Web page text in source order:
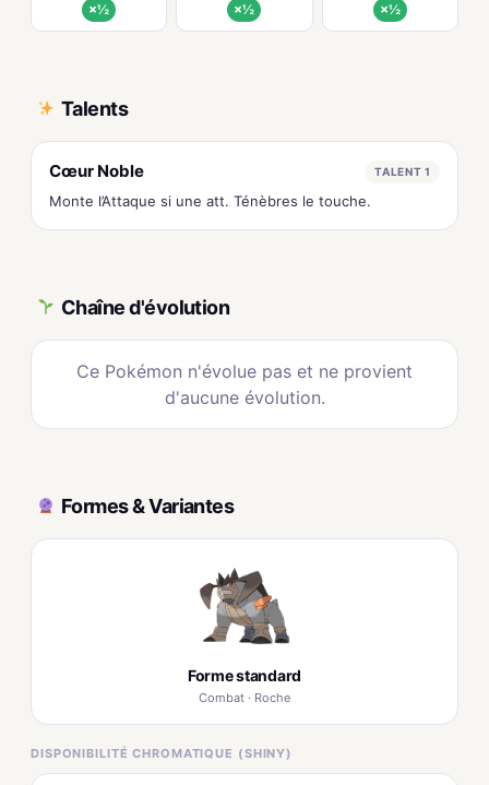
×½ ×½ ×½
Talents
Cœur Noble TALENT 1
Monte l’Attaque si une att. Ténèbres le touche.
Chaîne d'évolution
Ce Pokémon n'évolue pas et ne provient
d'aucune évolution.
Formes & Variantes
Forme standard
Combat · Roche
DISPONIBILITÉ CHROMATIQUE (SHINY)